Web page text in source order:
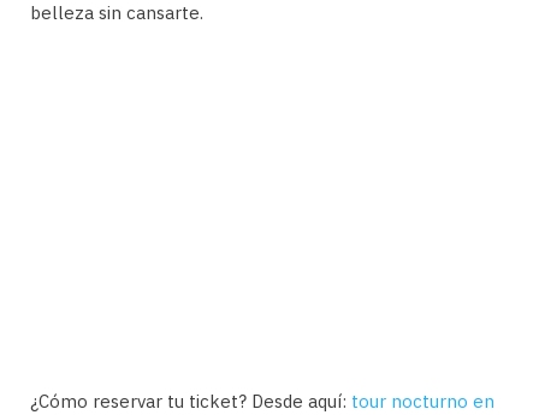
belleza sin cansarte.
¿Cómo reservar tu ticket? Desde aquí: tour nocturno en